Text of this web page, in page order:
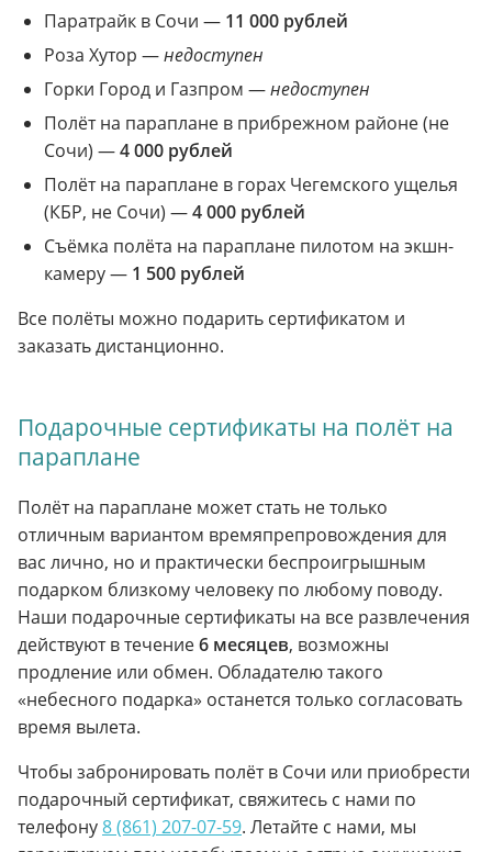
Паратрайк в Сочи — 11 000 рублей
Роза Хутор —недоступен
Горки Город и Газпром —недоступен
Полёт на параплане в прибрежном районе (не
Сочи) —4 000 рублей
Полёт на параплане в горах Чегемского ущелья
(КБР, не Сочи) —4 000 рублей
Съёмка полёта на параплане пилотом на экшн-
камеру — 1 500 рублей
Все полёты можно подарить сертификатом и
заказать дистанционно.
Подарочные сертификаты на полёт на
параплане
Полёт на параплане может стать не только
отличным вариантом времяпрепровождения для
вас лично, но и практически беспроигрышным
подарком близкому человеку по любому поводу.
Наши подарочные сертификаты на все развлечения
действуют в течение6 месяцев, возможны
продление или обмен. Обладателю такого
«небесного подарка» останется только согласовать
время вылета.
Чтобы забронировать полёт в Сочи или приобрести
подарочный сертификат, свяжитесь с нами по
телефону8 (861) 207-07-59. Летайте с нами, мы